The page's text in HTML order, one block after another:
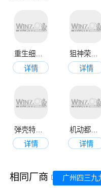
详情
狙神荣耀最新版
详情
弹壳特攻队2023版
详情
机动都市阿尔法正版
详情
相同厂商 广州四三九